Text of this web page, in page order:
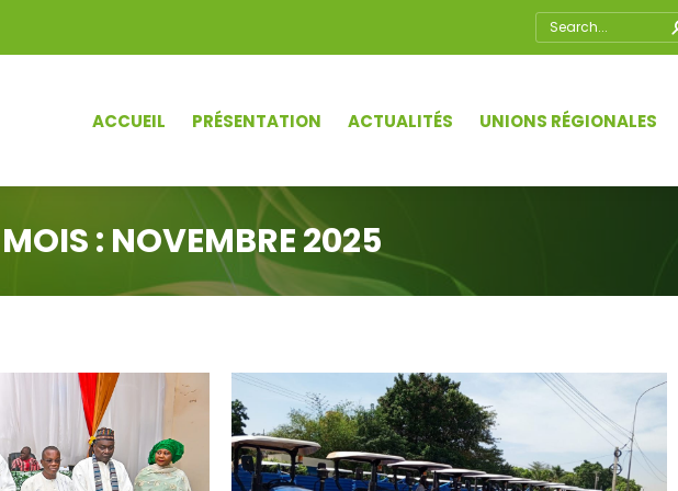
Recherche
:
ACCUEIL PRÉSENTATION ACTUALITÉS UNIONS RÉGIONALES
: NOVEMBRE 2025